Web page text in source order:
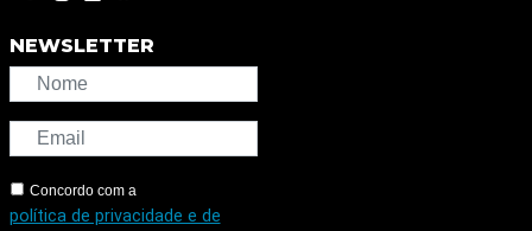
NEWSLETTER
Concordo com a
política de privacidade e de